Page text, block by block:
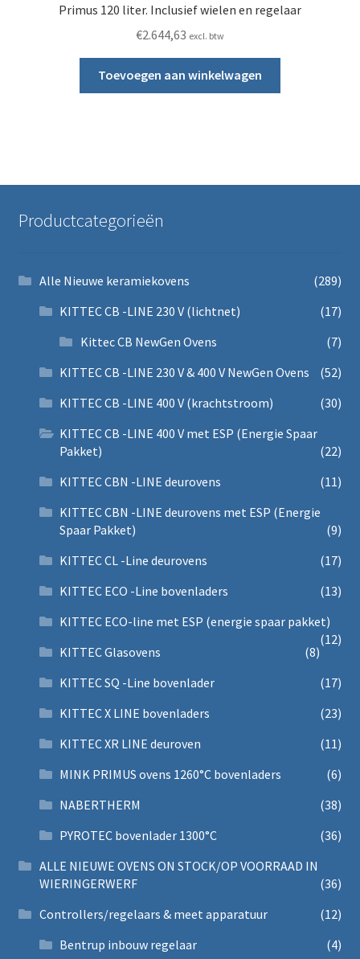
Primus 120 liter. Inclusief wielen en regelaar
€2.644,63 excl. btw
Toevoegen aan winkelwagen
Productcategorieën
Alle Nieuwe keramiekovens
(289)
KITTEC CB -LINE 230 V (lichtnet)
(17)
Kittec CB NewGen Ovens
(7)
KITTEC CB -LINE 230 V & 400 V NewGen Ovens
(52)
KITTEC CB -LINE 400 V (krachtstroom)
(30)
KITTEC CB -LINE 400 V met ESP (Energie Spaar
Pakket)
(22)
KITTEC CBN -LINE deurovens
(11)
KITTEC CBN -LINE deurovens met ESP (Energie
Spaar Pakket)
(9)
KITTEC CL -Line deurovens
(17)
KITTEC ECO -Line bovenladers
(13)
KITTEC ECO-line met ESP (energie spaar pakket)
(12)
KITTEC Glasovens
(8)
KITTEC SQ -Line bovenlader
(17)
KITTEC X LINE bovenladers
(23)
KITTEC XR LINE deuroven
(11)
MINK PRIMUS ovens 1260°C bovenladers
(6)
NABERTHERM
(38)
PYROTEC bovenlader 1300°C
(36)
ALLE NIEUWE OVENS ON STOCK/OP VOORRAAD IN
WIERINGERWERF
(36)
Controllers/regelaars & meet apparatuur
(12)
Bentrup inbouw regelaar
(4)